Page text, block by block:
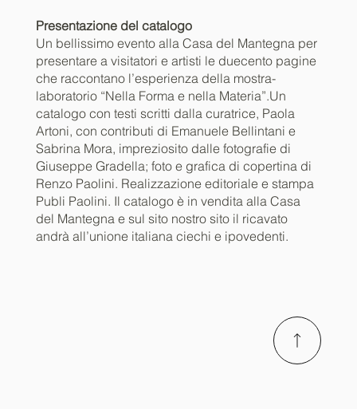
Presentazione del catalogo
Un bellissimo evento alla Casa del Mantegna per
presentare a visitatori e artisti le duecento pagine
che raccontano l’esperienza della mostra-
laboratorio “Nella Forma e nella Materia”.Un
catalogo con testi scritti dalla curatrice, Paola
Artoni, con contributi di Emanuele Bellintani e
Sabrina Mora, impreziosito dalle fotografie di
Giuseppe Gradella; foto e grafica di copertina di
Renzo Paolini. Realizzazione editoriale e stampa
Publi Paolini. Il catalogo è in vendita alla Casa
del Mantegna e sul sito nostro sito il ricavato
andrà all’unione italiana ciechi e ipovedenti.